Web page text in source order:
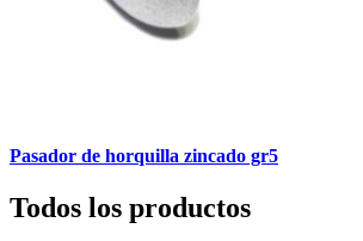
Pasador de horquilla zincado gr5
Todos los productos